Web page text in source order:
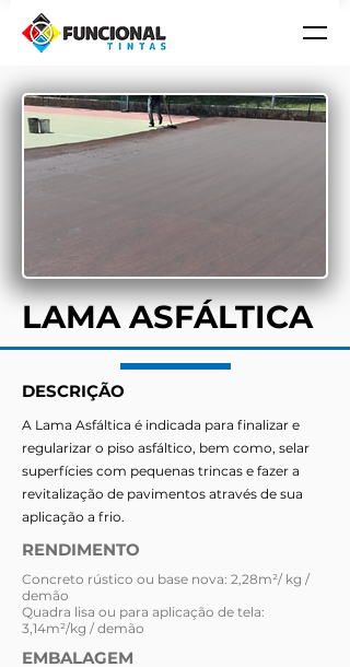
LAMA ASFÁLTICA
DESCRIÇÃO
A Lama Asfáltica é indicada para finalizar e
regularizar o piso asfáltico, bem como, selar
superfícies com pequenas trincas e fazer a
revitalização de pavimentos através de sua
aplicação a frio.
RENDIMENTO
Concreto rústico ou base nova: 2,28m²/ kg /
demão
Quadra lisa ou para aplicação de tela:
3,14m²/kg / demão
EMBALAGEM